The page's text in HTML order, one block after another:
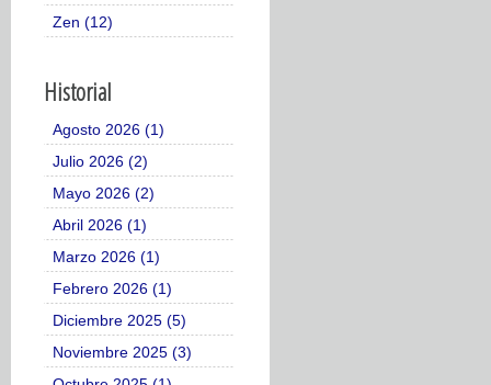
Zen (12)
Historial
Agosto 2026 (1)
Julio 2026 (2)
Mayo 2026 (2)
Abril 2026 (1)
Marzo 2026 (1)
Febrero 2026 (1)
Diciembre 2025 (5)
Noviembre 2025 (3)